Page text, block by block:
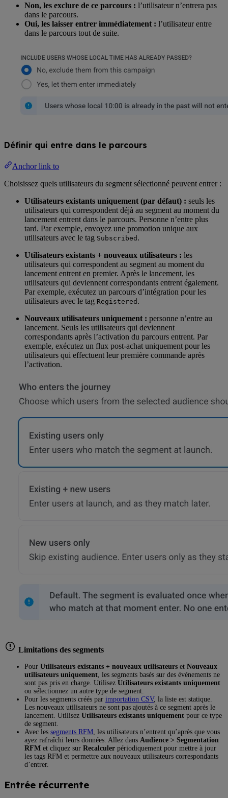
Non, les exclure de ce parcours : l’utilisateur n’entrera pas
dans le parcours.
Oui, les laisser entrer immédiatement : l’utilisateur entre
dans le parcours tout de suite.
Définir qui entre dans le parcours
Anchor link to
Choisissez quels utilisateurs du segment sélectionné peuvent entrer :
Utilisateurs existants uniquement (par défaut) : seuls les
utilisateurs qui correspondent déjà au segment au moment du
lancement entrent dans le parcours. Personne n’entre plus
tard. Par exemple, envoyez une promotion unique aux
utilisateurs avec le tag Subscribed .
Utilisateurs existants + nouveaux utilisateurs : les
utilisateurs qui correspondent au segment au moment du
lancement entrent en premier. Après le lancement, les
utilisateurs qui deviennent correspondants entrent également.
Par exemple, exécutez un parcours d’intégration pour les
utilisateurs avec le tag Registered .
Nouveaux utilisateurs uniquement : personne n’entre au
lancement. Seuls les utilisateurs qui deviennent
correspondants après l’activation du parcours entrent. Par
exemple, exécutez un flux post-achat uniquement pour les
utilisateurs qui effectuent leur première commande après
l’activation.
Limitations des segments
Pour Utilisateurs existants + nouveaux utilisateurs et Nouveaux
utilisateurs uniquement, les segments basés sur des événements ne
sont pas pris en charge. Utilisez Utilisateurs existants uniquement
ou sélectionnez un autre type de segment.
Pour les segments créés par importation CSV, la liste est statique.
Les nouveaux utilisateurs ne sont pas ajoutés à ce segment après le
lancement. Utilisez Utilisateurs existants uniquement pour ce type
de segment.
Avec les segments RFM, les utilisateurs n’entrent qu’après que vous
ayez rafraîchi leurs données. Allez dans Audience > Segmentation
RFM et cliquez sur Recalculer périodiquement pour mettre à jour
les tags RFM et permettre aux nouveaux utilisateurs correspondants
d’entrer.
Entrée récurrente